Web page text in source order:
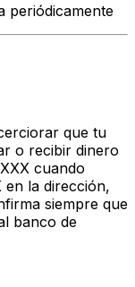
periódicamente
que tu
o recibir dinero
cuando
en la dirección,
siempre que
banco de